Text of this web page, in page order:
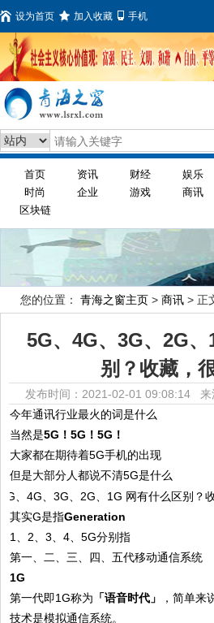
设为首页 加入收藏 手机
首页 资讯 财经 娱乐
时尚
企业 游戏 商讯
区块链
您的位置： 青海之窗主页 > 商讯 > 正
5G、4G、3G、2G
别？收藏，
发布时间：2021-02-01 09:08:14
今年通讯行业最火的词是什么
当然是5G！5G！5G！
大家都在期待着5G手机的出现
但是大部分人都说不清5G是什么
其实G是指Generation
1、2、3、4、5G分别指
第一、二、三、四、五代移动通信系统
1G
第一代即1G称为 「语音时代」
，简单来
技术是模拟通信系统。